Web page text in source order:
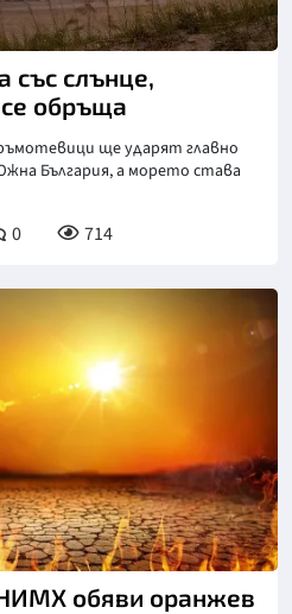
със слънце,
обръща
ще ударят главно
България, а морето става
0 714
обяви оранжев